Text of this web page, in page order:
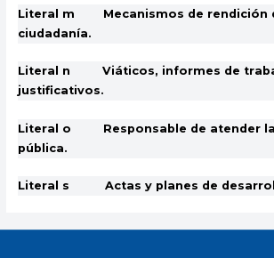
Literal m Mecanismos de rendición
ciudadanía.
Literal n Viáticos, informes de
justificativos.
Literal o Responsable de atender
pública.
Literal s Actas y planes de